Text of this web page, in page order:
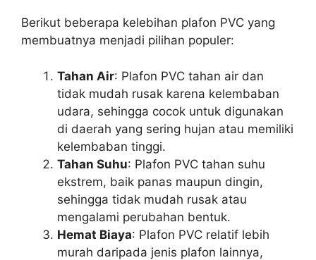
Berikut beberapa kelebihan plafon PVC yang
membuatnya menjadi pilihan populer:
Tahan Air: Plafon PVC tahan air dan
tidak mudah rusak karena kelembaban
udara, sehingga cocok untuk digunakan
di daerah yang sering hujan atau memiliki
kelembaban tinggi.
Tahan Suhu: Plafon PVC tahan suhu
ekstrem, baik panas maupun dingin,
sehingga tidak mudah rusak atau
mengalami perubahan bentuk.
Hemat Biaya: Plafon PVC relatif lebih
murah daripada jenis plafon lainnya,